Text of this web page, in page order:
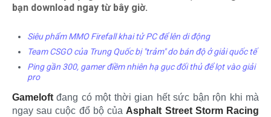
bạn download ngay từ bây giờ.
Siêu phẩm MMO Firefall khai tử PC để lên di động
Team CSGO của Trung Quốc bị "trảm" do bán độ ở giải quốc tế
Ping gần 300, gamer điềm nhiên hạ gục đối thủ để lọt vào giải
pro
Gameloft đang có một thời gian hết sức bận rộn khi mà
ngay sau cuộc đổ bộ của Asphalt Street Storm Racing